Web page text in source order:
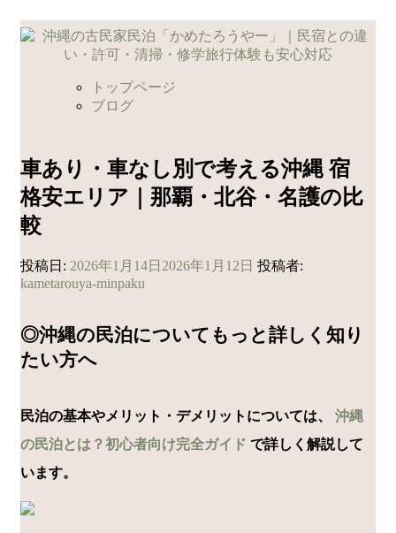
コ
ン
キ
ッ
プ
トップページ
ブログ
車あり・車なし別で考える沖縄 宿
格安エリア｜那覇・北谷・名護の比
較
投稿日: 2026年1月14日 2026年1月12日 投稿者:
kametarouya-minpaku
◎沖縄の民泊についてもっと詳しく知り
たい方へ
民泊の基本やメリット・デメリットについては、 沖縄
の民泊とは？初心者向け完全ガイド で詳しく解説して
います。